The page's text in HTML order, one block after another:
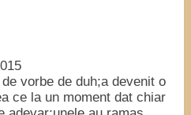
vorbe de duh;a devenit o
ce la un moment dat chiar